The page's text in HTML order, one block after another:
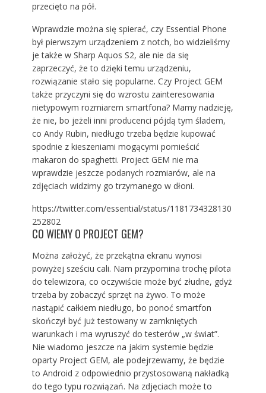
przecięto na pół.
Wprawdzie można się spierać, czy Essential Phone
był pierwszym urządzeniem z notch, bo widzieliśmy
je także w Sharp Aquos S2, ale nie da się
zaprzeczyć, że to dzięki temu urządzeniu,
rozwiązanie stało się popularne. Czy Project GEM
także przyczyni się do wzrostu zainteresowania
nietypowym rozmiarem smartfona? Mamy nadzieję,
że nie, bo jeżeli inni producenci pójdą tym śladem,
co Andy Rubin, niedługo trzeba będzie kupować
spodnie z kieszeniami mogącymi pomieścić
makaron do spaghetti. Project GEM nie ma
wprawdzie jeszcze podanych rozmiarów, ale na
zdjęciach widzimy go trzymanego w dłoni.
https://twitter.com/essential/status/1181734328130
252802
CO WIEMY O PROJECT GEM?
Można założyć, że przekątna ekranu wynosi
powyżej sześciu cali. Nam przypomina trochę pilota
do telewizora, co oczywiście może być złudne, gdyż
trzeba by zobaczyć sprzęt na żywo. To może
nastąpić całkiem niedługo, bo ponoć smartfon
skończył być już testowany w zamkniętych
warunkach i ma wyruszyć do testerów „w świat”.
Nie wiadomo jeszcze na jakim systemie będzie
oparty Project GEM, ale podejrzewamy, że będzie
to Android z odpowiednio przystosowaną nakładką
do tego typu rozwiązań. Na zdjęciach może to